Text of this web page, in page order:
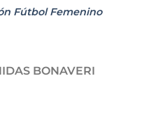
Fútbol Femenino
BONAVERI